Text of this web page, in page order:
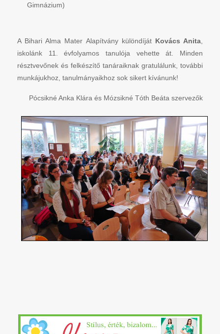
Gimnázium)
A Bihari Alma Mater Alapítvány különdíját Kovács Anita
iskolánk 11. évfolyamos tanulója vehette át. Minden
résztvevőnek és felkészítő tanáraiknak gratulálunk, további
munkájukhoz, tanulmányaikhoz sok sikert kívánunk!
Pócsikné Anka Klára és Mózsikné Tóth Beáta szervezők